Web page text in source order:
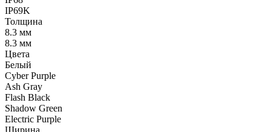
IP69K
Толщина
8.3 мм
8.3 мм
Цвета
Белый
Cyber Purple
Ash Gray
Flash Black
Shadow Green
Electric Purple
Ширина